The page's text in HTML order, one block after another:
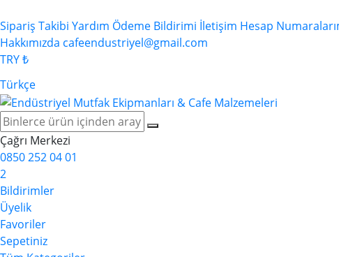
Sipariş Takibi Yardım Ödeme Bildirimi İletişim Hesap
Hakkımızda cafeendustriyel@gmail.com
TRY ₺
Türkçe
Çağrı Merkezi
0850 252 04 01
2
Bildirimler
Üyelik
Favoriler
Sepetiniz